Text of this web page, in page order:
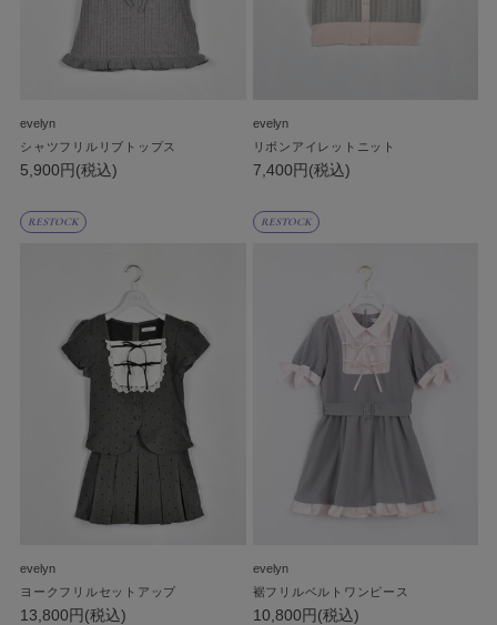
evelyn
シャツフリルリブトップス
5,900円(税込)
evelyn
リボンアイレットニット
7,400円(税込)
RESTOCK
evelyn
ヨークフリルセットアップ
13,800円(税込)
RESTOCK
evelyn
裾フリルベルトワンピース
10,800円(税込)